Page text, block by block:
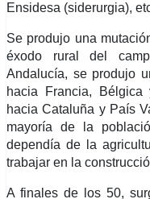
Ensidesa (siderurgia),
Se produjo una
éxodo rural del
Andalucía, se produjo
hacia Francia,
hacia Cataluña y País
mayoría de la
dependía de la
trabajar en la
A finales de los 50,